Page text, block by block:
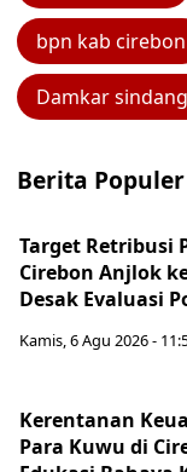
bpn kab cirebon
Damkar
Berita Populer
Target Retribusi
Cirebon Anjlok
Desak Evaluasi
Kamis, 6 Agu 2026 -
Kerentanan
Para Kuwu di